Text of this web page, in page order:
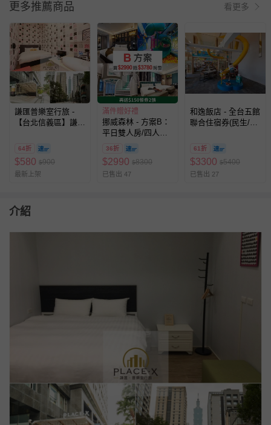
更多推薦商品 看更多
謙匯普樂室行旅 -
【台北信義區】謙匯
休息券(加贈1小時)
64折
$580 $900
最新上架
滿件贈好禮
挪威森林 - 方案B：
平日雙人房/四人房
一泊一食專案（可免
費入住3780元以內
房間）（贈兩張『價
值$150』餐券,贈品
36折
$2990 $8300
已售出 47
和逸飯店 - 全台五館
聯合住宿券(民生/忠
優惠期限至2026-9-
30
61折
$3300 $5400
已售出 27
介紹